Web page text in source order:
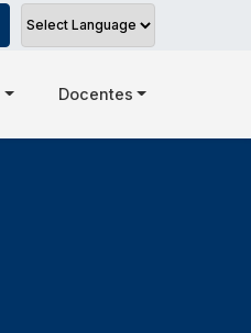
Docentes